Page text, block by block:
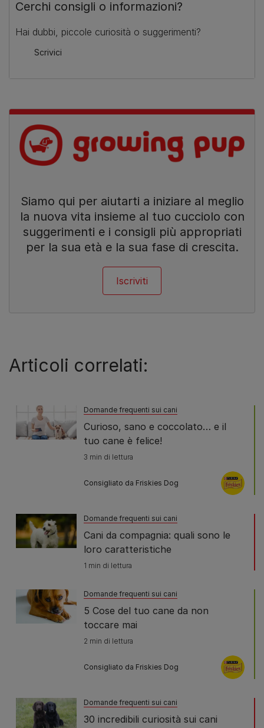
Cerchi consigli o informazioni?
Hai dubbi, piccole curiosità o suggerimenti?
Scrivici
Siamo qui per aiutarti a iniziare al meglio
la nuova vita insieme al tuo cucciolo con
suggerimenti e i consigli più appropriati
per la sua età e la sua fase di crescita.
Iscriviti
Articoli correlati:
Domande frequenti sui cani
Curioso, sano e coccolato… e il
tuo cane è felice!
3 min di lettura
Consigliato da Friskies Dog
Domande frequenti sui cani
Cani da compagnia: quali sono le
loro caratteristiche
1 min di lettura
Domande frequenti sui cani
5 Cose del tuo cane da non
toccare mai
2 min di lettura
Consigliato da Friskies Dog
Domande frequenti sui cani
30 incredibili curiosità sui cani